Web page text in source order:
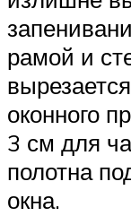
рамой и
оконного
3 см для
полотна
окна.